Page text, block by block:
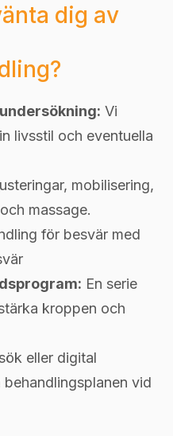
dig av
Vi
livsstil och eventuella
mobilisering,
massage.
för besvär med
En serie
kroppen och
eller digital
vid